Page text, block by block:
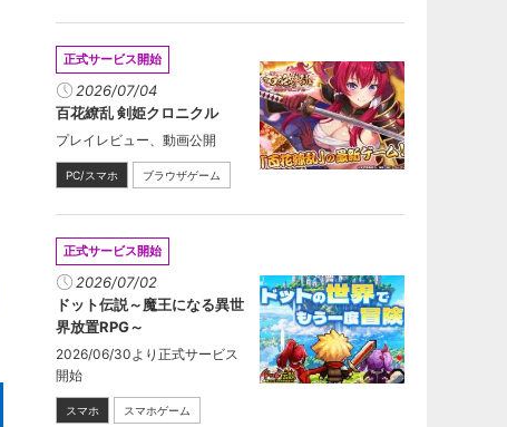
正式サービス開始
2026/07/04
百花繚乱 剣姫クロニクル
プレイレビュー、動画公開
PC/スマホ ブラウザゲーム
正式サービス開始
2026/07/02
ドット伝説～魔王になる異世
界放置RPG～
2026/06/30より正式サービス
開始
スマホ スマホゲーム